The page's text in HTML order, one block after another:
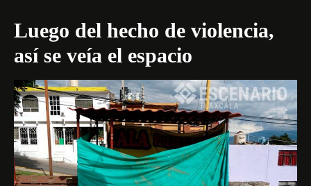
Luego del hecho de violencia,
así se veía el espacio